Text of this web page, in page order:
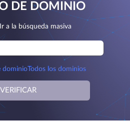
DE DOMINIO
Ir a la búsqueda masiva
dominioTodos los dominios
VERIFICAR